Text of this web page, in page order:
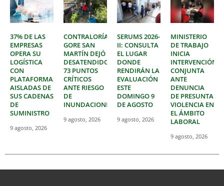
37% DE LAS
EMPRESAS
OPERA SU
LOGÍSTICA
CON
PLATAFORMAS
AISLADAS DE
SUS CADENAS
DE
SUMINISTRO
9 agosto, 2026
CONTRALORÍA:
GORE SAN
MARTÍN DEJÓ
DESATENDIDOS
73 PUNTOS
CRÍTICOS
ANTE RIESGO
DE
INUNDACIONES
9 agosto, 2026
SERUMS 2026-
II: CONSULTA
EL LUGAR
DONDE
RENDIRÁN LA
EVALUACIÓN
ESTE
DOMINGO 9
DE AGOSTO
9 agosto, 2026
MINISTERIO
DE TRABAJO
INICIA
INTERVENCIÓN
CONJUNTA
ANTE
DENUNCIA
DE PRESUNTA
VIOLENCIA EN
EL ÁMBITO
LABORAL
9 agosto, 2026